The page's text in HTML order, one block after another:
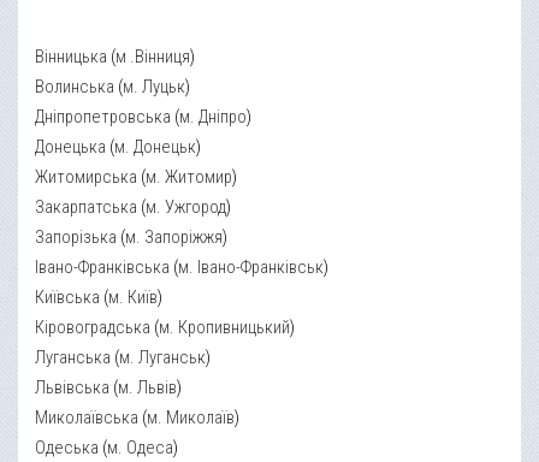
Вінницька (м .Вінниця)
Волинська (м. Луцьк)
Дніпропетровська (м. Дніпро)
Донецька (м. Донецьк)
Житомирська (м. Житомир)
Закарпатська (м. Ужгород)
Запорізька (м. Запоріжжя)
Івано-Франківська (м. Івано-Франківськ)
Київська (м. Київ)
Кіровоградська (м. Кропивницький)
Луганська (м. Луганськ)
Львівська (м. Львів)
Миколаївська (м. Миколаїв)
Одеська (м. Одеса)